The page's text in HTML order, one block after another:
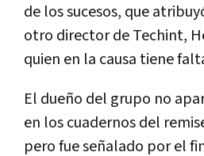
de lossucesos, queatribuy
otro directordeTechint, H
quien en la causa tiene
El dueño del grupo no
en loscuadernosdel
perofueseñalado porel